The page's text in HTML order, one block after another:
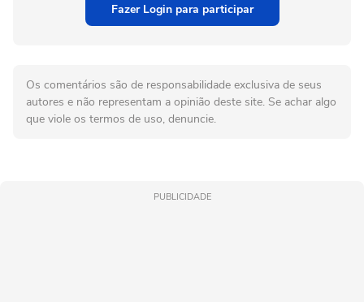
Fazer Login para participar
Os comentários são de responsabilidade exclusiva de seus
autores e não representam a opinião deste site. Se achar algo
que viole os termos de uso, denuncie.
PUBLICIDADE